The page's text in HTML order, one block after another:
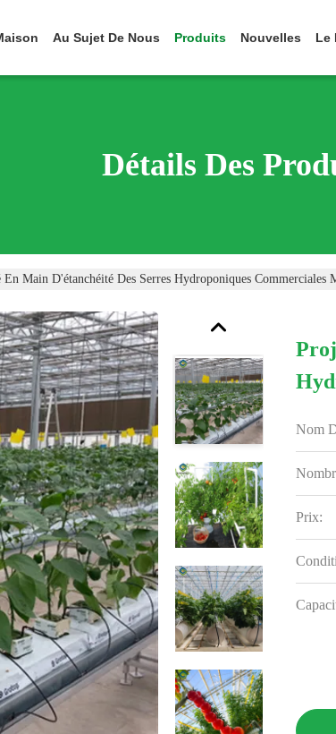
Au Sujet De Nous Produits Nouvelles Le
Détails Des
En Main D'étanchéité Des Serres Hydroponiques Commerciales
Nom
Prix: